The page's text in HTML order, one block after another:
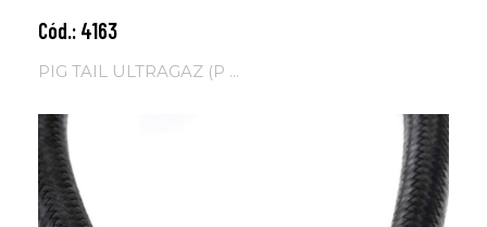
Cód.: 4163
PIG TAIL ULTRAGAZ (P ...
Adicionar ao carrinho